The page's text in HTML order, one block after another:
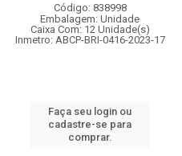
Código: 838998
Embalagem: Unidade
Caixa Com: 12 Unidade(s)
Inmetro: ABCP-BRI-0416-2023-17
Faça seu login ou
cadastre-se para
comprar.